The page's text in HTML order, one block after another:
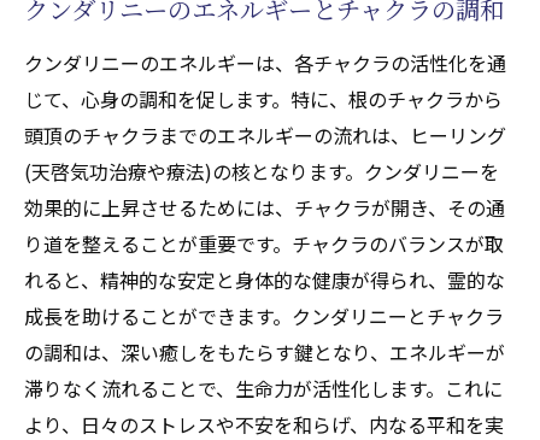
り開くチャクラの覚醒
チャクラが導く新しいエネルギー療法の可
能性
ヒーリング(天啓気功治療や療法)の深化を促
すチャクラの覚醒
クンダリニーとチャクラの覚醒で得られるヒー
リング(天啓気功治療や療法)の恩恵
クンダリニー上昇が心身にもたらす恩恵
チャクラ覚醒が提供する健康と幸福
ヒーリング(天啓気功治療や療法)の質を高め
るエネルギーの恩恵
クンダリニーのエネルギーとチャクラの調和
クンダリニーのエネルギーは、各チャクラの活性化を通
じて、心身の調和を促します。特に、根のチャクラから
頭頂のチャクラまでのエネルギーの流れは、ヒーリング
(天啓気功治療や療法)の核となります。クンダリニーを
効果的に上昇させるためには、チャクラが開き、その通
り道を整えることが重要です。チャクラのバランスが取
れると、精神的な安定と身体的な健康が得られ、霊的な
成長を助けることができます。クンダリニーとチャクラ
の調和は、深い癒しをもたらす鍵となり、エネルギーが
滞りなく流れることで、生命力が活性化します。これに
より、日々のストレスや不安を和らげ、内なる平和を実